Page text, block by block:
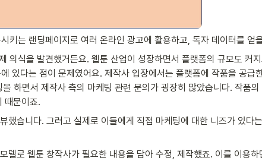
키는 랜딩페이지로 여러 온라인 광고에 활용하고, 독자 데이터를 얻
의식을 발견했거든요. 웹툰 산업이 성장하면서 플랫폼의 규모도 커
있다는 점이 문제였어요. 제작사 입장에서는 플랫폼에 작품을 공급
면서 제작사 측의 마케팅 관련 문의가 굉장히 많았습니다. 작품의
때문이죠.
습니다. 그러고 실제로 이들에게 직접 마케팅에 대한 니즈가 있다
로 웹툰 창작사가 필요한 내용을 담아 수정, 제작했죠. 이를 이용하